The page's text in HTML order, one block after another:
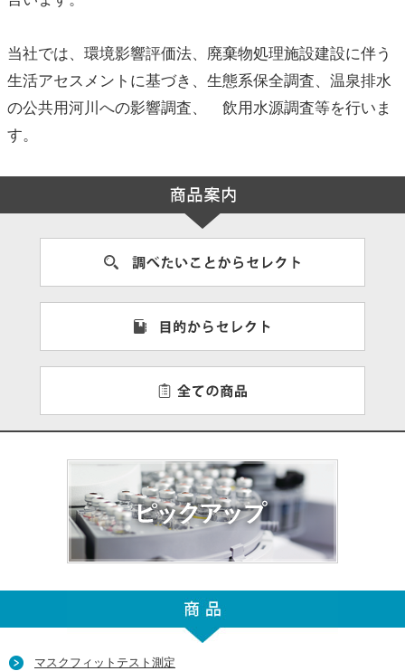
当社では、環境影響評価法、廃棄物処理施設建設に伴う
生活アセスメントに基づき、生態系保全調査、温泉排水
の公共用河川への影響調査、 飲用水源調査等を行いま
す。
マスクフィットテスト測定